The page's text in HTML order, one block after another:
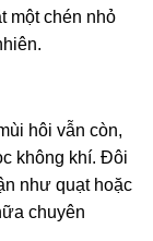
một chén nhỏ
hôi vẫn còn,
không khí. Đôi
như quạt hoặc
chuyên